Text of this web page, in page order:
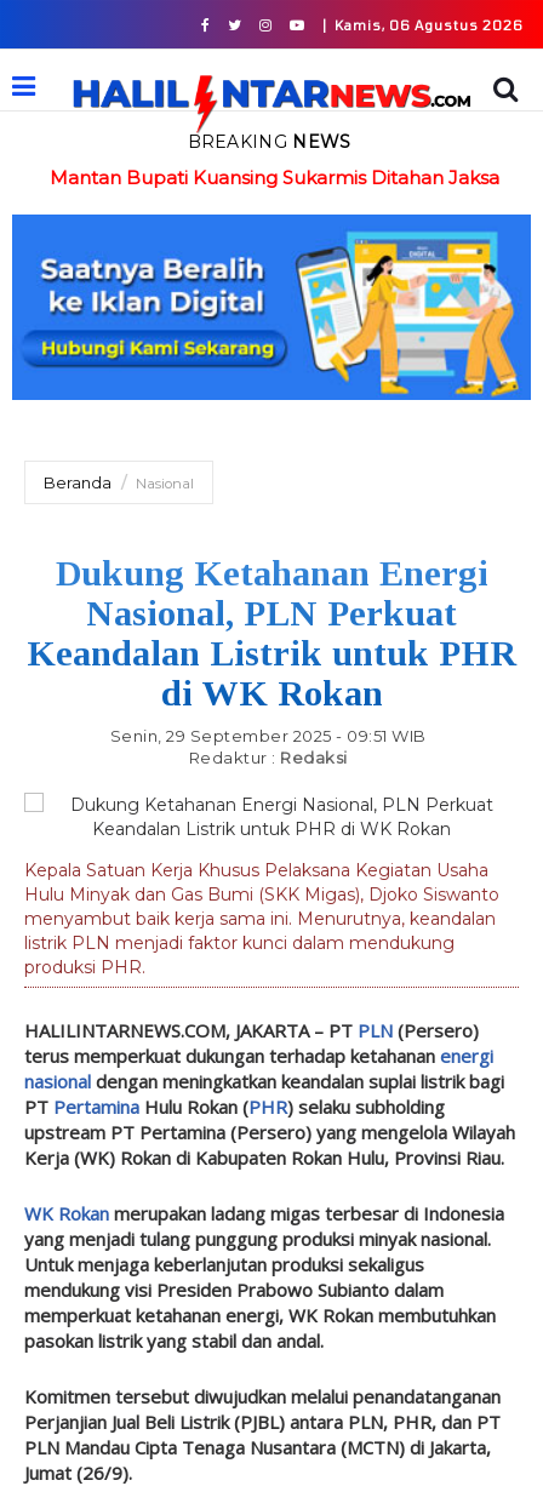
| Kamis, 06 Agustus 2026
BREAKING NEWS
Mantan Bupati Kuansing Sukarmis Ditahan Jaksa
Beranda Nasional
Dukung Ketahanan Energi
Nasional, PLN Perkuat
Keandalan Listrik untuk PHR
di WK Rokan
Senin, 29 September 2025 - 09:51 WIB
Redaktur : Redaksi
Kepala Satuan Kerja Khusus Pelaksana Kegiatan Usaha
Hulu Minyak dan Gas Bumi (SKK Migas), Djoko Siswanto
menyambut baik kerja sama ini. Menurutnya, keandalan
listrik PLN menjadi faktor kunci dalam mendukung
produksi PHR.
HALILINTARNEWS.COM, JAKARTA– PT PLN (Persero)
terus memperkuat dukungan terhadap ketahanan energi
nasional dengan meningkatkan keandalan suplai listrik bagi
PT Pertamina Hulu Rokan (PHR) selaku subholding
upstream PT Pertamina (Persero) yang mengelola Wilayah
Kerja (WK) Rokan di Kabupaten Rokan Hulu, Provinsi Riau.
WK Rokan merupakan ladang migas terbesar di Indonesia
yang menjadi tulang punggung produksi minyak nasional.
Untuk menjaga keberlanjutan produksi sekaligus
mendukung visi Presiden Prabowo Subianto dalam
memperkuat ketahanan energi, WK Rokan membutuhkan
pasokan listrik yang stabil dan andal.
Komitmen tersebut diwujudkan melalui penandatanganan
Perjanjian Jual Beli Listrik (PJBL) antara PLN, PHR, dan PT
PLN Mandau Cipta Tenaga Nusantara (MCTN) di Jakarta,
Jumat (26/9).